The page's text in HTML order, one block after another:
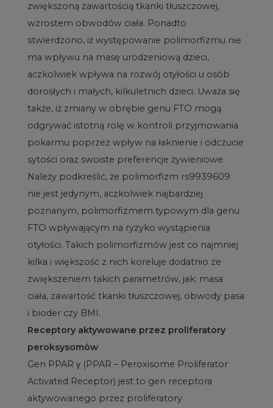
zwiększoną zawartością tkanki tłuszczowej,
wzrostem obwodów ciała. Ponadto
stwierdzono, iż występowanie polimorfizmu nie
ma wpływu na masę urodzeniową dzieci,
aczkolwiek wpływa na rozwój otyłości u osób
dorosłych i małych, kilkuletnich dzieci. Uważa się
także, iż zmiany w obrębie genu FTO mogą
odgrywać istotną rolę w kontroli przyjmowania
pokarmu poprzez wpływ na łaknienie i odczucie
sytości oraz swoiste preferencje żywieniowe.
Należy podkreślić, że polimorfizm rs9939609
nie jest jedynym, aczkolwiek najbardziej
poznanym, polimorfizmem typowym dla genu
FTO wpływającym na ryzyko wystąpienia
otyłości. Takich polimorfizmów jest co najmniej
kilka i większość z nich koreluje dodatnio ze
zwiększeniem takich parametrów, jak: masa
ciała, zawartość tkanki tłuszczowej, obwody pasa
i bioder czy BMI.
Receptory aktywowane przez proliferatory
peroksysomów
Gen PPAR γ (PPAR – Peroxisome Proliferator
Activated Receptor) jest to gen receptora
aktywowanego przez proliferatory